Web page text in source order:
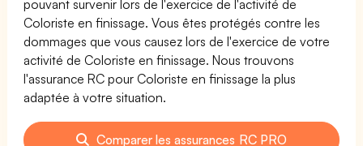
pouvant survenir lors de l'exercice de l'activité de
Coloriste en finissage. Vous êtes protégés contre les
dommages que vous causez lors de l'exercice de votre
activité de Coloriste en finissage. Nous trouvons
l'assurance RC pour Coloriste en finissage la plus
adaptée à votre situation.
Comparer les assurances RC PRO